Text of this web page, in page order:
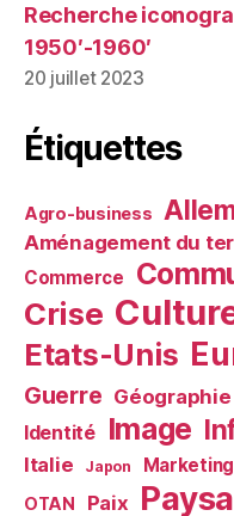
Recherche
1950′-1960′
20 juillet 2023
Étiquettes
Agro-business
Aménagement du
Commerce
Crise
Etats-Unis
Guerre Géographie
Identité Image
Italie Japon Marketing
OTAN Paix